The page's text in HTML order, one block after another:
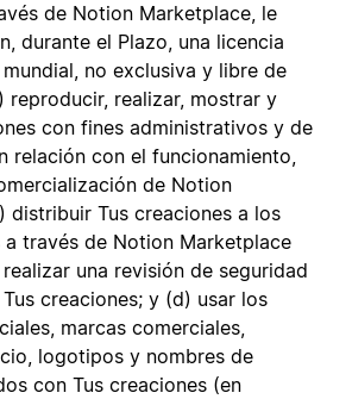
de Notion Marketplace, le
durante el Plazo, una licencia
no exclusiva y libre de
reproducir, realizar, mostrar y
con fines administrativos y de
relación con el funcionamiento,
de Notion
distribuir Tus creaciones a los
a través de Notion Marketplace
una revisión de seguridad
creaciones; y (d) usar los
marcas comerciales,
logotipos y nombres de
con Tus creaciones (en